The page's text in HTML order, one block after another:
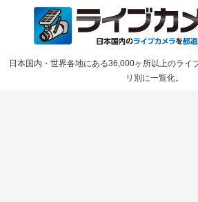
日本国内・世界各地にある36,000ヶ所以上のライ
リ別に一覧化。